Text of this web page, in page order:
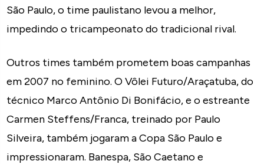
São Paulo, o time paulistano levou a melhor,
impedindo o tricampeonato do tradicional rival.
Outros times também prometem boas campanhas
em 2007 no feminino. O Vôlei Futuro/Araçatuba, do
técnico Marco Antônio Di Bonifácio, e o estreante
Carmen Steffens/Franca, treinado por Paulo
Silveira, também jogaram a Copa São Paulo e
impressionaram. Banespa, São Caetano e